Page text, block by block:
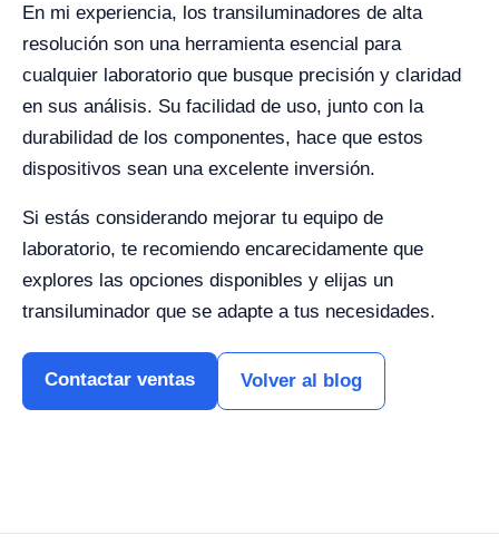
En mi experiencia, los transiluminadores de alta
resolución son una herramienta esencial para
cualquier laboratorio que busque precisión y claridad
en sus análisis. Su facilidad de uso, junto con la
durabilidad de los componentes, hace que estos
dispositivos sean una excelente inversión.
Si estás considerando mejorar tu equipo de
laboratorio, te recomiendo encarecidamente que
explores las opciones disponibles y elijas un
transiluminador que se adapte a tus necesidades.
Contactar ventas Volver al blog